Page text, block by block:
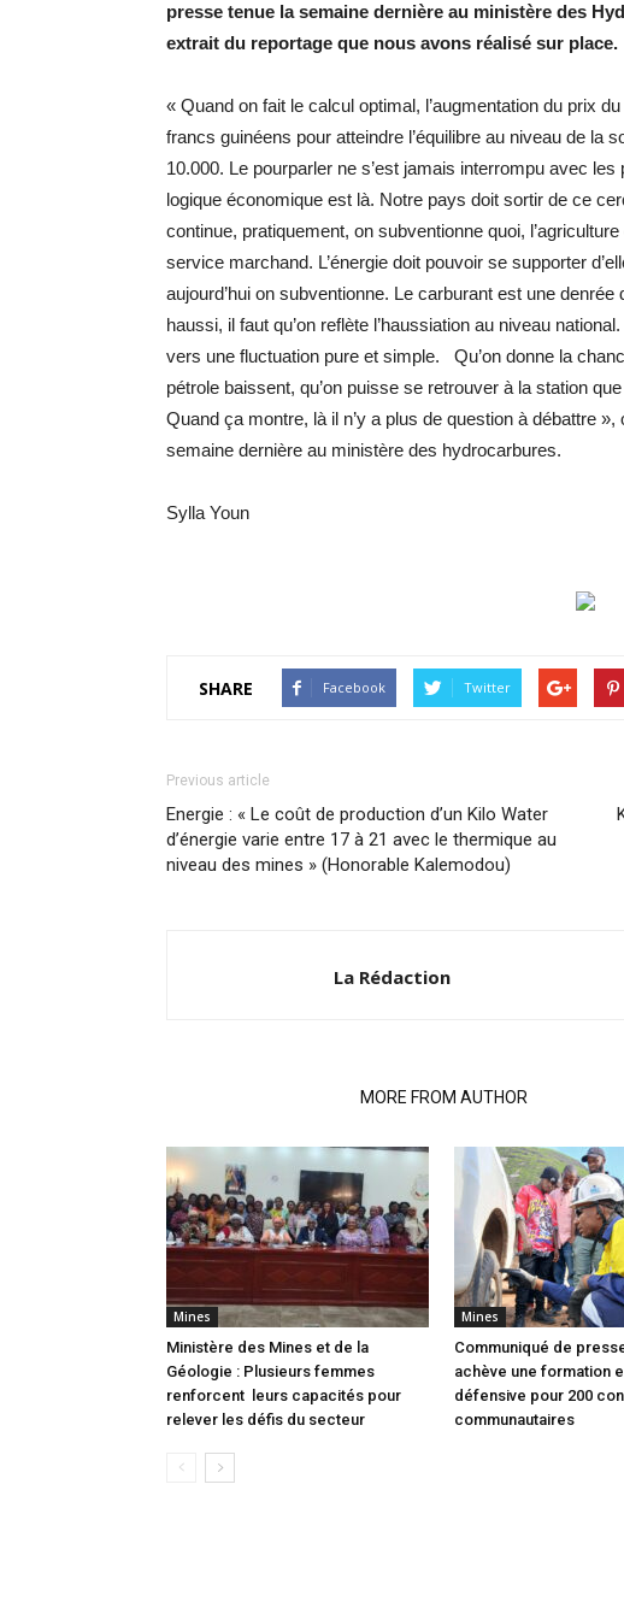
presse tenue la semaine dernière au ministère des
extrait du reportage que nous avons réalisé sur place.
« Quand on fait le calcul optimal, l’augmentation du prix
francs guinéens pour atteindre l’équilibre au niveau de la
10.000. Le pourparler ne s’est jamais interrompu avec
logique économique est là. Notre pays doit sortir de ce
continue, pratiquement, on subventionne quoi,
service marchand. L’énergie doit pouvoir se supporter
aujourd’hui on subventionne. Le carburant est une
haussi, il faut qu’on reflète l’haussiation au niveau
vers une fluctuation pure et simple. Qu’on donne la
pétrole baissent, qu’on puisse se retrouver à la station
Quand ça montre, là il n’y a plus de question à débattre
semaine dernière au ministère des hydrocarbures.
Sylla Youn
SHARE Facebook Twitter
Previous article
Energie : « Le coût de production d’un Kilo Water
d’énergie varie entre 17 à 21 avec le thermique au
niveau des mines » (Honorable Kalemodou)
La Rédaction
MORE FROM AUTHOR
Mines
Ministère des Mines et de la
Géologie : Plusieurs femmes
renforcent leurs capacités pour
relever les défis du secteur
Mines
Communiqué de
achève une formation
défensive pour 200
communautaires